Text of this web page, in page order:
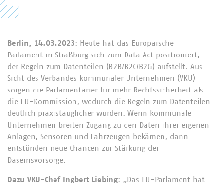
Berlin, 14.03.2023: Heute hat das Europäische
Parlament in Straßburg sich zum Data Act positioniert,
der Regeln zum Datenteilen (B2B/B2C/B2G) aufstellt. Aus
Sicht des Verbandes kommunaler Unternehmen (VKU)
sorgen die Parlamentarier für mehr Rechtssicherheit als
die EU-Kommission, wodurch die Regeln zum Datenteilen
deutlich praxistauglicher würden. Wenn kommunale
Unternehmen breiten Zugang zu den Daten ihrer eigenen
Anlagen, Sensoren und Fahrzeugen bekämen, dann
entstünden neue Chancen zur Stärkung der
Daseinsvorsorge.
Dazu VKU-Chef Ingbert Liebing: „Das EU-Parlament hat